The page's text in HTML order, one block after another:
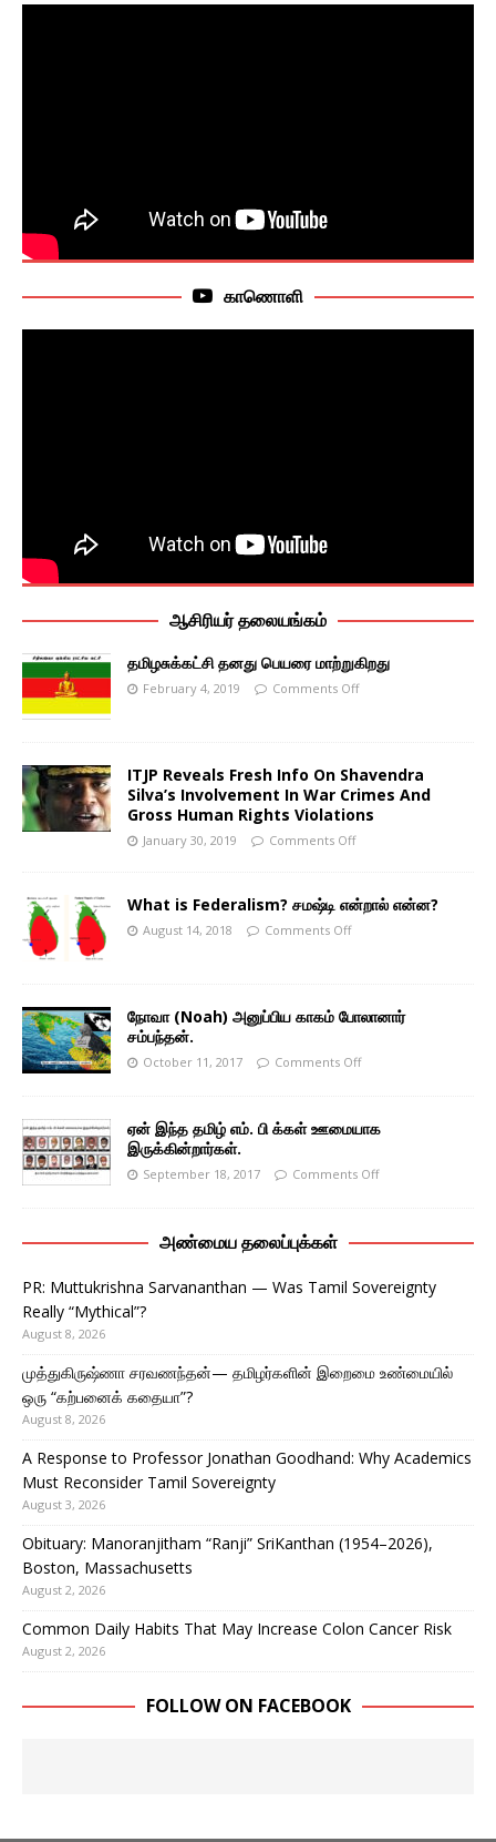
காணொளி
ஆசிரியர் தலையங்கம்
தமிழசுக்கட்சி தனது பெயரை மாற்றுகிறது
February 4, 2019 Comments Off
ITJP Reveals Fresh Info On Shavendra
Silva’s Involvement In War Crimes And
Gross Human Rights Violations
January 30, 2019 Comments Off
What is Federalism? சமஷ்டி என்றால் என்ன?
August 14, 2018 Comments Off
நோவா (Noah) அனுப்பிய காகம் போலானார்
சம்பந்தன்.
October 11, 2017 Comments Off
ஏன் இந்த தமிழ் எம். பி க்கள் ஊமையாக
இருக்கின்றார்கள்.
September 18, 2017 Comments Off
அண்மைய தலைப்புக்கள்
PR: Muttukrishna Sarvananthan — Was Tamil Sovereignty
Really “Mythical”?
August 8, 2026
முத்துகிருஷ்ணா சரவணந்தன்— தமிழர்களின் இறைமை உண்மையில்
ஒரு “கற்பனைக் கதையா”?
August 8, 2026
A Response to Professor Jonathan Goodhand: Why Academics
Must Reconsider Tamil Sovereignty
August 3, 2026
Obituary: Manoranjitham “Ranji” SriKanthan (1954–2026),
Boston, Massachusetts
August 2, 2026
Common Daily Habits That May Increase Colon Cancer Risk
August 2, 2026
FOLLOW ON FACEBOOK